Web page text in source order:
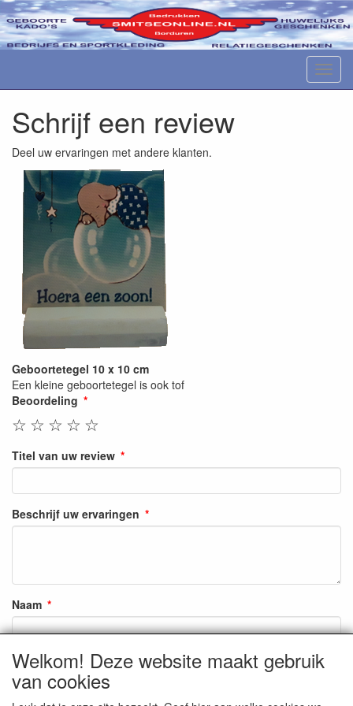
M
e
Schrijf een review
Deel uw ervaringen met andere klanten.
Geboortetegel 10 x 10 cm
Een kleine geboortetegel is ook tof
Beoordeling
☆
☆
☆
☆
☆
Titel van uw review
Beschrijf uw ervaringen
Naam
Zoals op onze site weergegeven
E-mail
Welkom! Deze website maakt gebruik
van cookies